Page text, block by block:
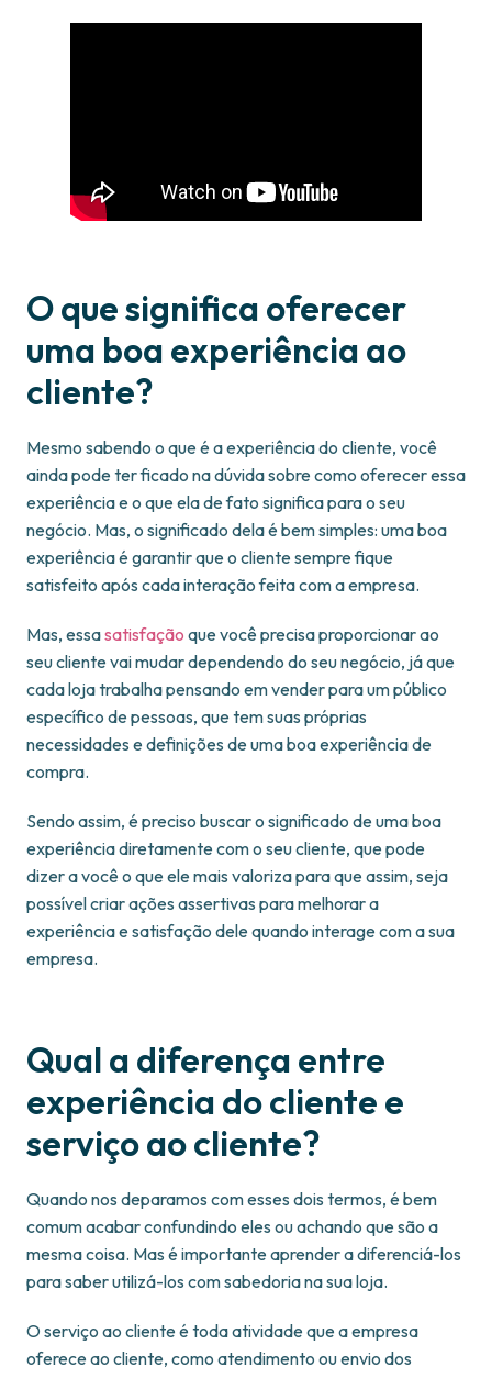
O que significa oferecer
uma boa experiência ao
cliente?
Mesmo sabendo o que é a experiência do cliente, você
ainda pode ter ficado na dúvida sobre como oferecer essa
experiência e o que ela de fato significa para o seu
negócio. Mas, o significado dela é bem simples: uma boa
experiência é garantir que o cliente sempre fique
satisfeito após cada interação feita com a empresa.
Mas, essasatisfação que você precisa proporcionar ao
seu cliente vai mudar dependendo do seu negócio, já que
cada loja trabalha pensando em vender para um público
específico de pessoas, que tem suas próprias
necessidades e definições de uma boa experiência de
compra.
Sendo assim, é preciso buscar o significado de uma boa
experiência diretamente com o seu cliente, que pode
dizer a você o que ele mais valoriza para que assim, seja
possível criar ações assertivas para melhorar a
experiência e satisfação dele quando interage com a sua
empresa.
Qual a diferença entre
experiência do cliente e
serviço ao cliente?
Quando nos deparamos com esses dois termos, é bem
comum acabar confundindo eles ou achando que são a
mesma coisa. Mas é importante aprender a diferenciá-los
para saber utilizá-los com sabedoria na sua loja.
O serviço ao cliente é toda atividade que a empresa
oferece ao cliente, como atendimento ou envio dos